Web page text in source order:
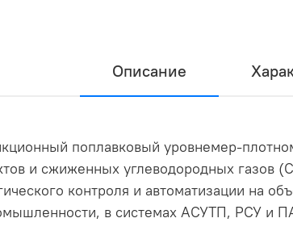
Описание
поплавковый уровнемер-
и сжиженных углеводородных газов
контроля и автоматизации на
в системах АСУТП, РСУ и